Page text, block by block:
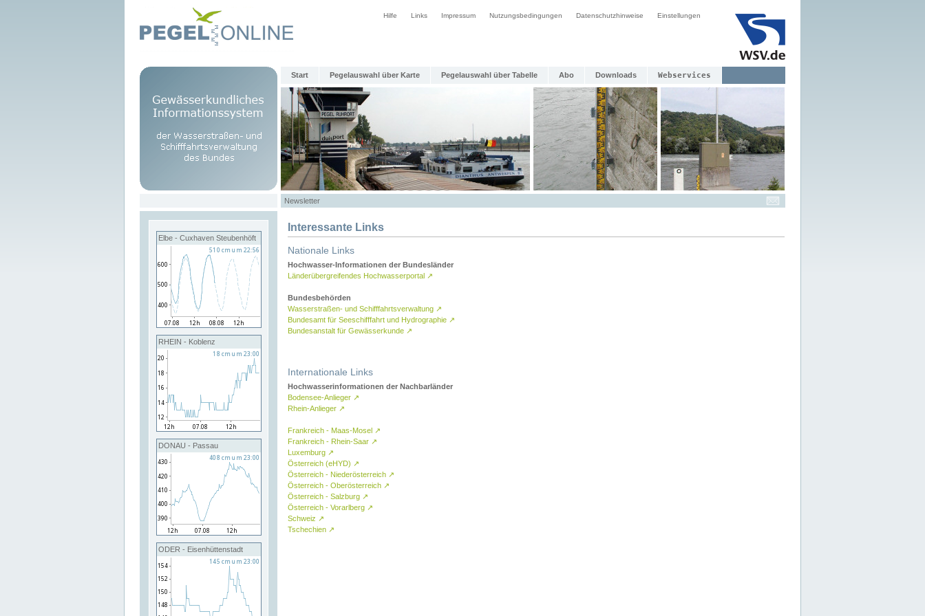
Hilfe Links Impressum Nutzungsbedingungen Datenschutzhinweise Einstellungen
Start Pegelauswahl über Karte Pegelauswahl über Tabelle Abo Downloads Webservices
Newsletter
Elbe - Cuxhaven Steubenhöft
RHEIN - Koblenz
DONAU - Passau
ODER - Eisenhüttenstadt
Interessante Links
Nationale Links
Hochwasser-Informationen der Bundesländer
Länderübergreifendes Hochwasserportal ↗
Bundesbehörden
Wasserstraßen- und Schifffahrtsverwaltung ↗
Bundesamt für Seeschifffahrt und Hydrographie ↗
Bundesanstalt für Gewässerkunde ↗
Internationale Links
Hochwasserinformationen der Nachbarländer
Bodensee-Anlieger ↗
Rhein-Anlieger ↗
Frankreich - Maas-Mosel ↗
Frankreich - Rhein-Saar ↗
Luxemburg ↗
Österreich (eHYD) ↗
Österreich - Niederösterreich ↗
Österreich - Oberösterreich ↗
Österreich - Salzburg ↗
Österreich - Vorarlberg ↗
Schweiz ↗
Tschechien ↗